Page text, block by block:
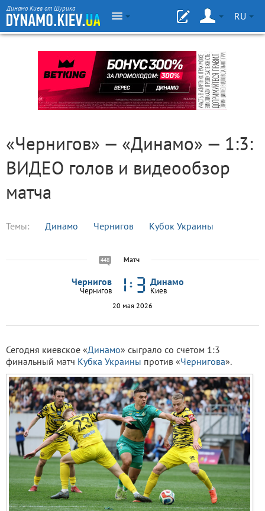
Динамо Киев от Шурика
RU
«Чернигов» — «Динамо» — 1:3:
ВИДЕО голов и видеообзор
матча
Темы: Динамо Чернигов Кубок Украины
448 Матч
Чернигов
Чернигов
Динамо
Киев
20 мая 2026
Сегодня киевское «Динамо» сыграло со счетом 1:3
финальный матч Кубка Украины против «Чернигова».